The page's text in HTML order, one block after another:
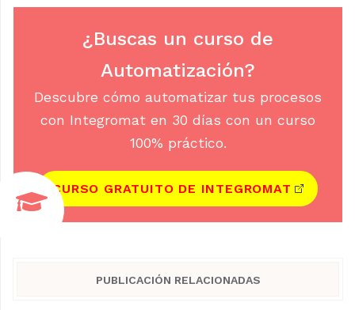
¿Buscas un curso de
Automatización?
Descubre cómo automatizar tus procesos
con Integromat en 30 días con un curso
100% práctico.
CURSO GRATUITO DE INTEGROMAT
PUBLICACIÓN RELACIONADAS